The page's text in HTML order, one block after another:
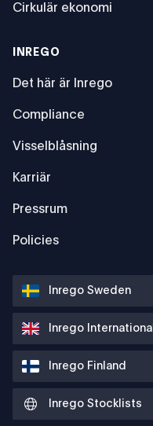
Cirkulär ekonomi
INREGO
Det här är Inrego
Compliance
Visselblåsning
Karriär
Pressrum
Policies
Inrego Sweden
Inrego International
Inrego Finland
Inrego Stocklists